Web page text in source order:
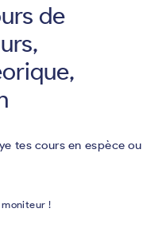
de
tes cours en espèce ou
!